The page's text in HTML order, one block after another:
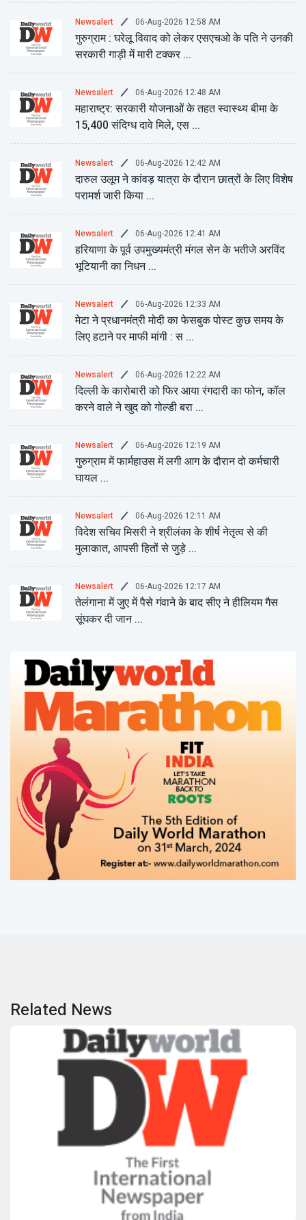
Newsalert 06-Aug-2026 12:58 AM
गुरुग्राम : घरेलू विवाद को लेकर एसएचओ के पति ने उनकी
सरकारी गाड़ी में मारी टक्कर ...
Newsalert 06-Aug-2026 12:48 AM
महाराष्ट्र: सरकारी योजनाओं के तहत स्वास्थ्य बीमा के
15,400 संदिग्ध दावे मिले, एस ...
Newsalert 06-Aug-2026 12:42 AM
दारुल उलूम ने कांवड़ यात्रा के दौरान छात्रों के लिए विशेष
परामर्श जारी किया ...
Newsalert 06-Aug-2026 12:41 AM
हरियाणा के पूर्व उपमुख्यमंत्री मंगल सेन के भतीजे अरविंद
भूटियानी का निधन ...
Newsalert 06-Aug-2026 12:33 AM
मेटा ने प्रधानमंत्री मोदी का फेसबुक पोस्ट कुछ समय के
लिए हटाने पर माफी मांगी : स ...
Newsalert 06-Aug-2026 12:22 AM
दिल्ली के कारोबारी को फिर आया रंगदारी का फोन, कॉल
करने वाले ने खुद को गोल्डी बरा ...
Newsalert 06-Aug-2026 12:19 AM
गुरुग्राम में फार्महाउस में लगी आग के दौरान दो कर्मचारी
घायल ...
Newsalert 06-Aug-2026 12:11 AM
विदेश सचिव मिसरी ने श्रीलंका के शीर्ष नेतृत्व से की
मुलाकात, आपसी हितों से जुड़े ...
Newsalert 06-Aug-2026 12:17 AM
तेलंगाना में जुए में पैसे गंवाने के बाद सीए ने हीलियम गैस
सूंघकर दी जान ...
Related News